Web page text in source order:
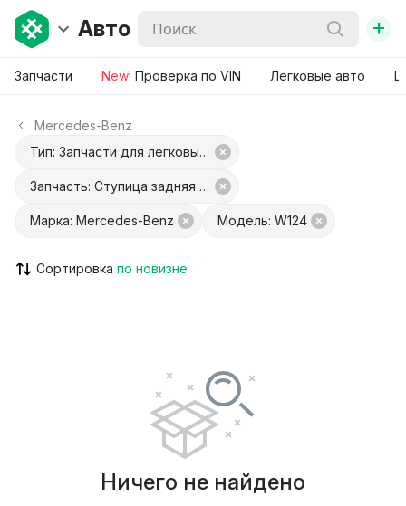
Авто +
Запчасти New! Проверка по VIN Легковые авто
Mercedes-Benz
Тип: Запчасти для легковых авто
Запчасть: Ступица задняя правая
Марка: Mercedes-Benz Модель: W124
Сортировка
Ничего не найдено